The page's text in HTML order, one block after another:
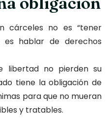
cárceles no es “tener
es hablar de derechos
libertad no pierden su
tiene la obligación de
para que no mueran
y tratables.